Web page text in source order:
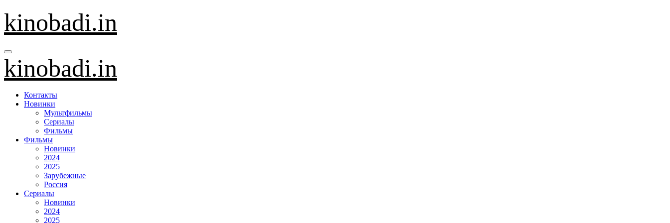
Перейти
содержанию
kinobadi.in
kinobadi.in
Контакты
Новинки
Мультфильмы
Сериалы
Фильмы
Фильмы
Новинки
2024
2025
Зарубежные
Россия
Сериалы
Новинки
2024
2025